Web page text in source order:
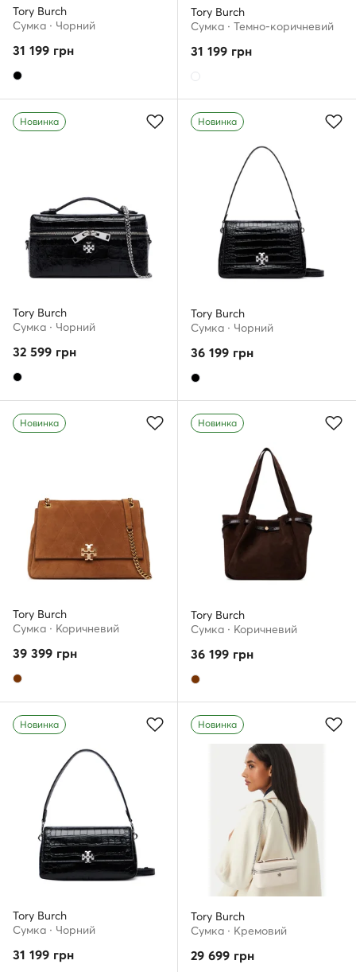
Tory Burch
Сумка · Чорний
31 199 грн
Tory Burch
Сумка · Темно-коричневий
31 199 грн
Новинка
Tory Burch
Сумка · Чорний
32 599 грн
Новинка
Tory Burch
Сумка · Чорний
36 199 грн
Новинка
Tory Burch
Сумка · Коричневий
39 399 грн
Новинка
Tory Burch
Сумка · Коричневий
36 199 грн
Новинка
Tory Burch
Сумка · Чорний
31 199 грн
Новинка
Tory Burch
Сумка · Кремовий
29 699 грн